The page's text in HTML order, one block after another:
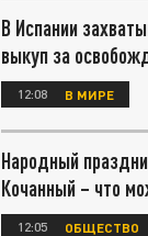
В Испании
выкуп за
12:08 В МИРЕ
Народный
Кочанный – что
12:05 ОБЩЕСТВО